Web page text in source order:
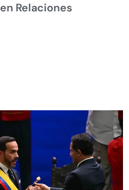
Relaciones